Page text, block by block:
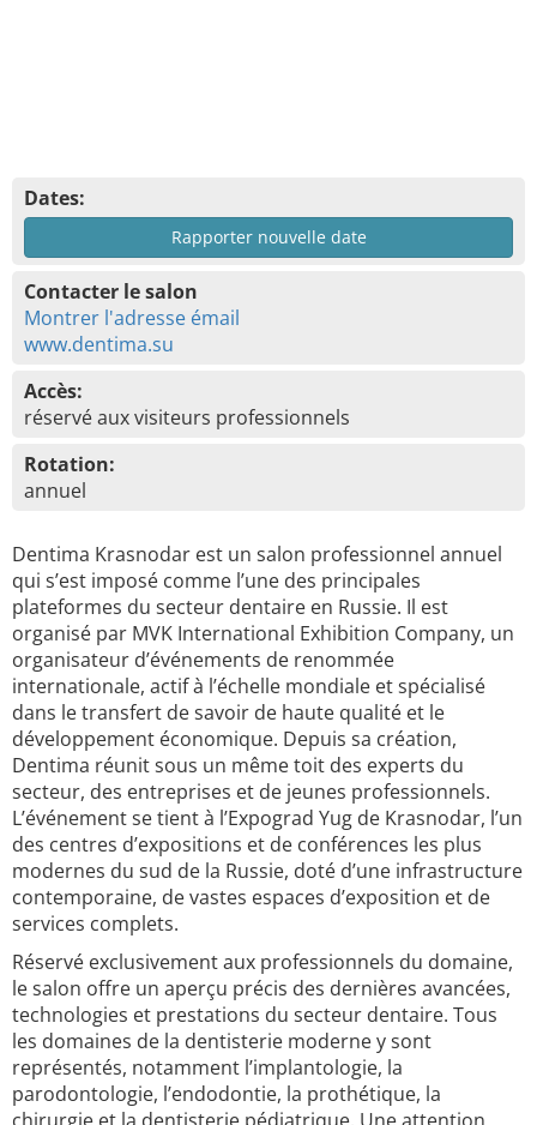
Dates:
Rapporter nouvelle date
Contacter le salon
Montrer l'adresse émail
www.dentima.su
Accès:
réservé aux visiteurs professionnels
Rotation:
annuel
Dentima Krasnodar est un salon professionnel annuel
qui s’est imposé comme l’une des principales
plateformes du secteur dentaire en Russie. Il est
organisé par MVK International Exhibition Company, un
organisateur d’événements de renommée
internationale, actif à l’échelle mondiale et spécialisé
dans le transfert de savoir de haute qualité et le
développement économique. Depuis sa création,
Dentima réunit sous un même toit des experts du
secteur, des entreprises et de jeunes professionnels.
L’événement se tient à l’Expograd Yug de Krasnodar, l’un
des centres d’expositions et de conférences les plus
modernes du sud de la Russie, doté d’une infrastructure
contemporaine, de vastes espaces d’exposition et de
services complets.
Réservé exclusivement aux professionnels du domaine,
le salon offre un aperçu précis des dernières avancées,
technologies et prestations du secteur dentaire. Tous
les domaines de la dentisterie moderne y sont
représentés, notamment l’implantologie, la
parodontologie, l’endodontie, la prothétique, la